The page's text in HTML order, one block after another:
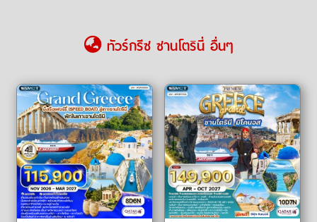
ทัวร์กรีซ ซานโตรินี่ อื่นๆ